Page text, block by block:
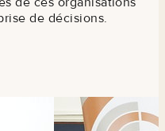
de décisions.